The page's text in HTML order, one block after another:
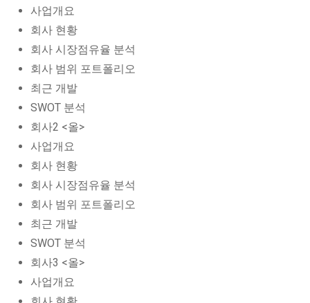
사업개요
회사 현황
회사 시장점유율 분석
회사 범위 포트폴리오
최근 개발
SWOT 분석
회사2 <올>
사업개요
회사 현황
회사 시장점유율 분석
회사 범위 포트폴리오
최근 개발
SWOT 분석
회사3 <올>
사업개요